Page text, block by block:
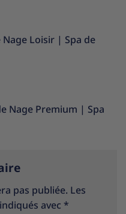
Nage Loisir | Spa de
Nage Premium | Spa
pas publiée. Les
avec *